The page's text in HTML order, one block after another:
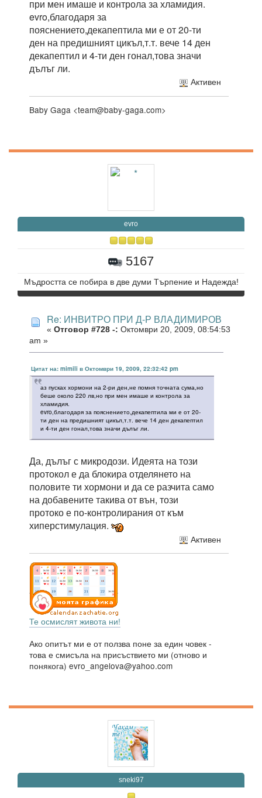
при мен имаше и контрола за хламидия.
evro,благодаря за
пояснението,декапептила ми е от 20-ти
ден на предишният цикъл,т.т. вече 14 ден
декапептил и 4-ти ден гонал,това значи
дълъг ли.
Активен
Baby Gaga <team@baby-gaga.com>
evro
5167
Мъдростта се побира в две думи Търпение и Надежда!
Re: ИНВИТРО ПРИ Д-Р ВЛАДИМИРОВ
« Отговор #728 -: Октомври 20, 2009, 08:54:53
am »
Цитат на: mimili в Октомври 19, 2009, 22:32:42 pm
аз пусках хормони на 2-ри ден,не помня точната сума,но
беше около 220 лв,но при мен имаше и контрола за
хламидия.
evro,благодаря за пояснението,декапептила ми е от 20-
ти ден на предишният цикъл,т.т. вече 14 ден декапептил
и 4-ти ден гонал,това значи дълъг ли.
Да, дълъг с микродози. Идеята на този
протокол е да блокира отделянето на
половите ти хормони и да се разчита само
на добавените такива от вън, този
протоко е по-контролирания от към
хиперстимулация.
Активен
Те осмислят живота ни!
Ако опитът ми е от ползва поне за един човек -
това е смисъла на присъствието ми (отново и
понякога) evro_angelova@yahoo.com
sneki97